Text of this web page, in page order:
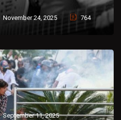
November 24, 2025 764
September 11, 2025